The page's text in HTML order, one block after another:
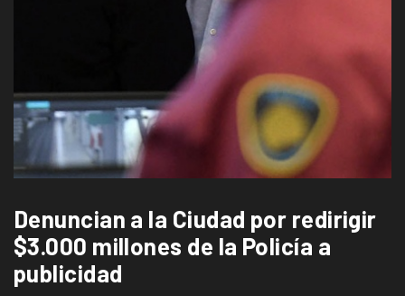
Denuncian a la Ciudad por redirigir
$3.000 millones de la Policía a
publicidad